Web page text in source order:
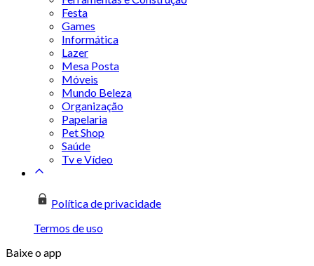
Festa
Games
Informática
Lazer
Mesa Posta
Móveis
Mundo Beleza
Organização
Papelaria
Pet Shop
Saúde
Tv e Vídeo
Política de privacidade
Termos de uso
Baixe o app